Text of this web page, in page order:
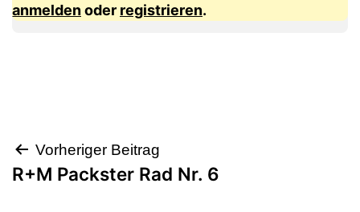
anmeldenoder registrieren.
Beitragsnavigation
Vorheriger Beitrag
R+M Packster Rad Nr. 6